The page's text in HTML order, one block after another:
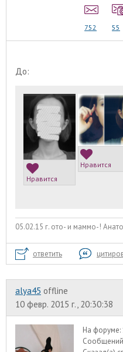
752 55
До:
Нравится
Нравится
05.02.15 г. ото- и маммо-!
ответить
alyа45 offline
10 февр. 2015 г., 20:30:38
На форуме: